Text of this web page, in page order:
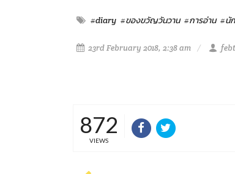
#diary #ของขวัญวันวาน #การอ่าน #นั
23rd February 2018, 2:38 am
872
VIEWS